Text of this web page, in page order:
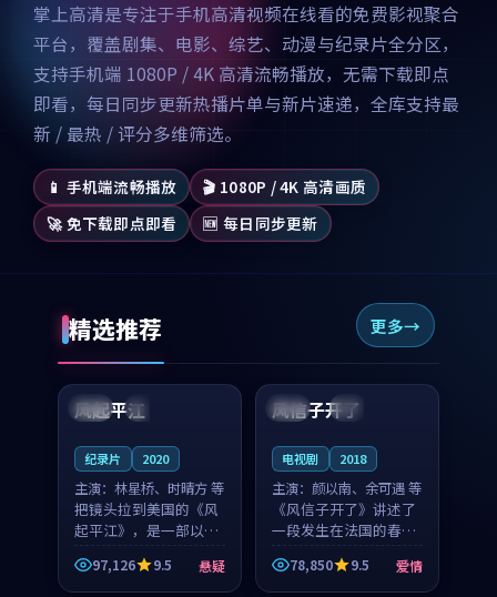
掌上高清是专注于手机高清视频在线看的免费影视聚合
平台，覆盖剧集、电影、综艺、动漫与纪录片全分区，
支持手机端 1080P / 4K 高清流畅播放，无需下载即点
即看，每日同步更新热播片单与新片速递，全库支持最
新 / 最热 / 评分多维筛选。
📱 手机端流畅播放
🎬 1080P / 4K 高清画质
🚀 免下载即点即看
🆕 每日同步更新
精选推荐 更多
美国 完结
99:07
风起平江
纪录片 2020
主演： 林星桥、时晴方 等
把镜头拉到美国的《风
起平江》，是一部以时
光记忆为底色的悬疑作
品。林星桥和时晴方贡
97,126 9.5 悬疑
法国 4K
99:21
风信子开了
电视剧 2018
主演： 颜以南、余可遇 等
《风信子开了》讲述了
一段发生在法国的春日
漫步故事。颜以南饰演
的主角与余可遇的角色
78,850 9.5 爱情